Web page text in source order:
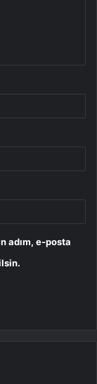
adım, e-posta